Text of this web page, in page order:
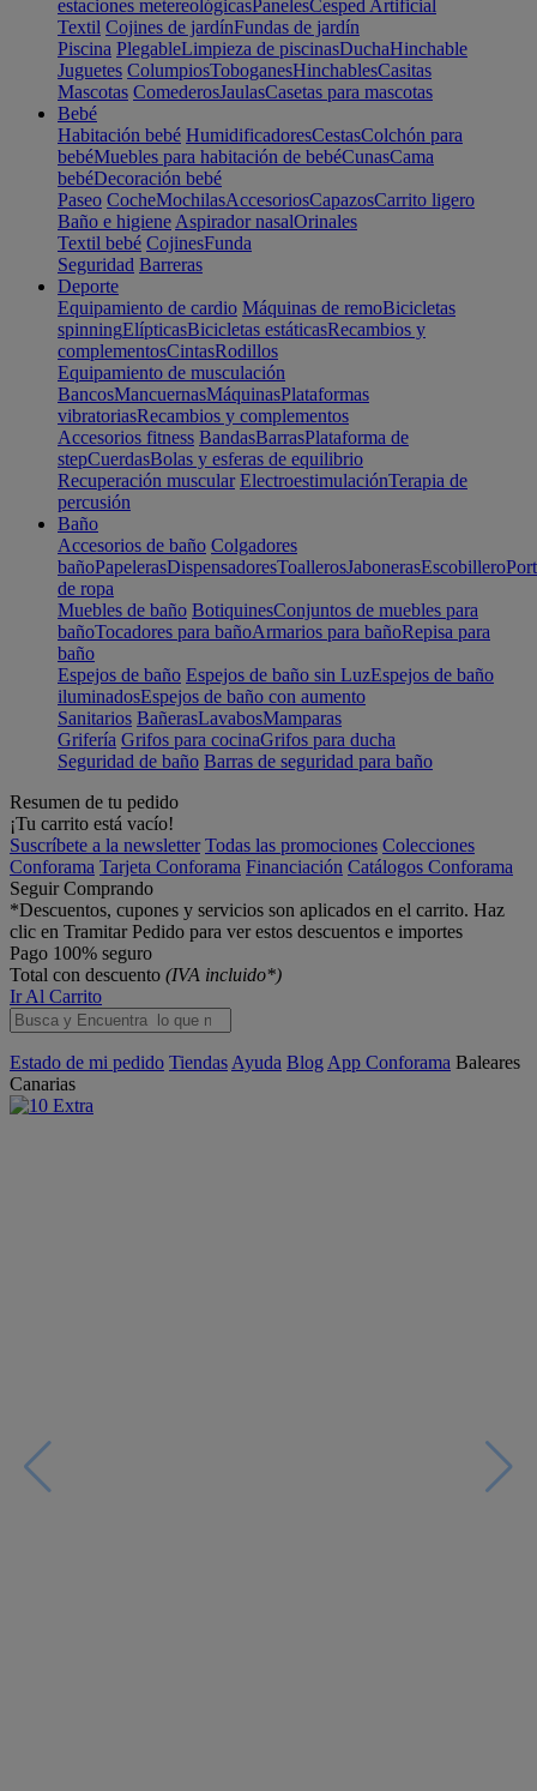
estaciones metereológicasPanelesCesped Artificial
Textil Cojines de jardínFundas de jardín
Piscina PlegableLimpieza de piscinasDuchaHinchable
Juguetes ColumpiosToboganesHinchablesCasitas
Mascotas ComederosJaulasCasetas para mascotas
Bebé
Habitación bebé HumidificadoresCestasColchón para
bebéMuebles para habitación de bebéCunasCama
bebéDecoración bebé
Paseo CocheMochilasAccesoriosCapazosCarrito ligero
Baño e higiene Aspirador nasalOrinales
Textil bebé CojinesFunda
Seguridad Barreras
Deporte
Equipamiento de cardio Máquinas de remoBicicletas
spinningElípticasBicicletas estáticasRecambios y
complementosCintasRodillos
Equipamiento de musculación
BancosMancuernasMáquinasPlataformas
vibratoriasRecambios y complementos
Accesorios fitness BandasBarrasPlataforma de
stepCuerdasBolas y esferas de equilibrio
Recuperación muscular ElectroestimulaciónTerapia de
percusión
Baño
Accesorios de baño Colgadores
bañoPapelerasDispensadoresToallerosJabonerasEscobillero
de ropa
Muebles de baño BotiquinesConjuntos de muebles para
bañoTocadores para bañoArmarios para bañoRepisa para
baño
Espejos de baño Espejos de baño sin LuzEspejos de baño
iluminadosEspejos de baño con aumento
Sanitarios BañerasLavabosMamparas
Grifería Grifos para cocinaGrifos para ducha
Seguridad de baño Barras de seguridad para baño
Resumen de tu pedido
¡Tu carrito está vacío!
Suscríbete a la newsletter Todas las promociones Colecciones
Conforama Tarjeta Conforama Financiación Catálogos Conforama
Seguir Comprando
*Descuentos, cupones y servicios son aplicados en el carrito. Haz
clic en Tramitar Pedido para ver estos descuentos e importes
Pago 100% seguro
Total con descuento (IVA incluido*)
Ir Al Carrito
Estado de mi pedido Tiendas Ayuda Blog App Conforama Baleares
Canarias